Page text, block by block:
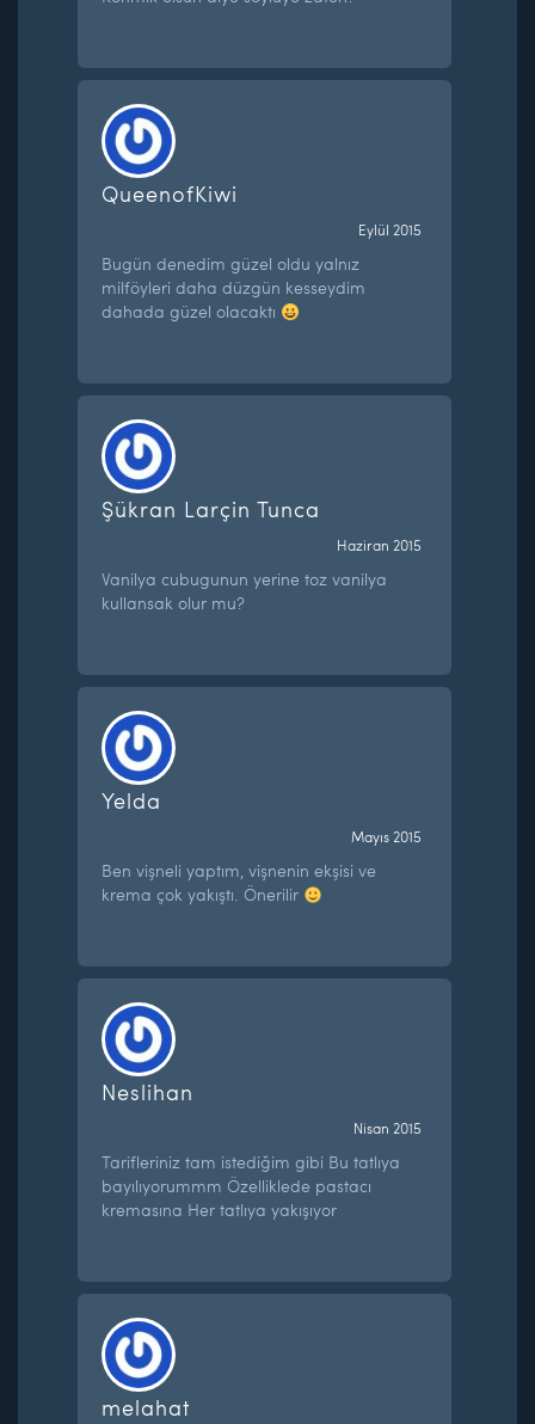
QueenofKiwi
Eylül 2015
Bugün denedim güzel oldu yalnız
milföyleri daha düzgün kesseydim
dahada güzel olacaktı
Şükran Larçin Tunca
Haziran 2015
Vanilya cubugunun yerine toz vanilya
kullansak olur mu?
Yelda
Mayıs 2015
Ben vişneli yaptım, vişnenin ekşisi ve
krema çok yakıştı. Önerilir
Neslihan
Nisan 2015
Tarifleriniz tam istediğim gibi Bu tatlıya
bayılıyorummm Özelliklede pastacı
kremasına Her tatlıya yakışıyor
melahat